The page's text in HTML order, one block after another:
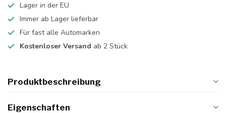
Lager in der EU
Immer ab Lager lieferbar
Für fast alle Automarken
Kostenloser Versand ab 2 Stück
Produktbeschreibung
Eigenschaften